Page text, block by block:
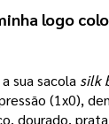
logo
sua sacola silk
(1x0),
dourado,